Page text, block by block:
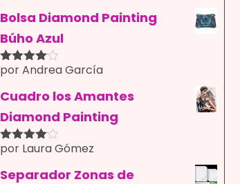
5
Bolsa Diamond Painting
Búho Azul
Valorado
5
por Andrea García
Cuadro los Amantes
Diamond Painting
Valorado
5
por Laura Gómez
Separador Zonas de